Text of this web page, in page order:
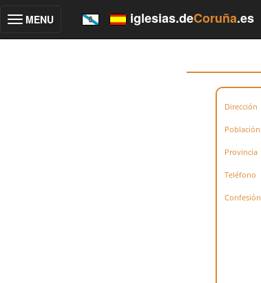
Toggle
MENU iglesias.deCoruña.es
Dirección
Población
Provincia
Teléfono
Confesión